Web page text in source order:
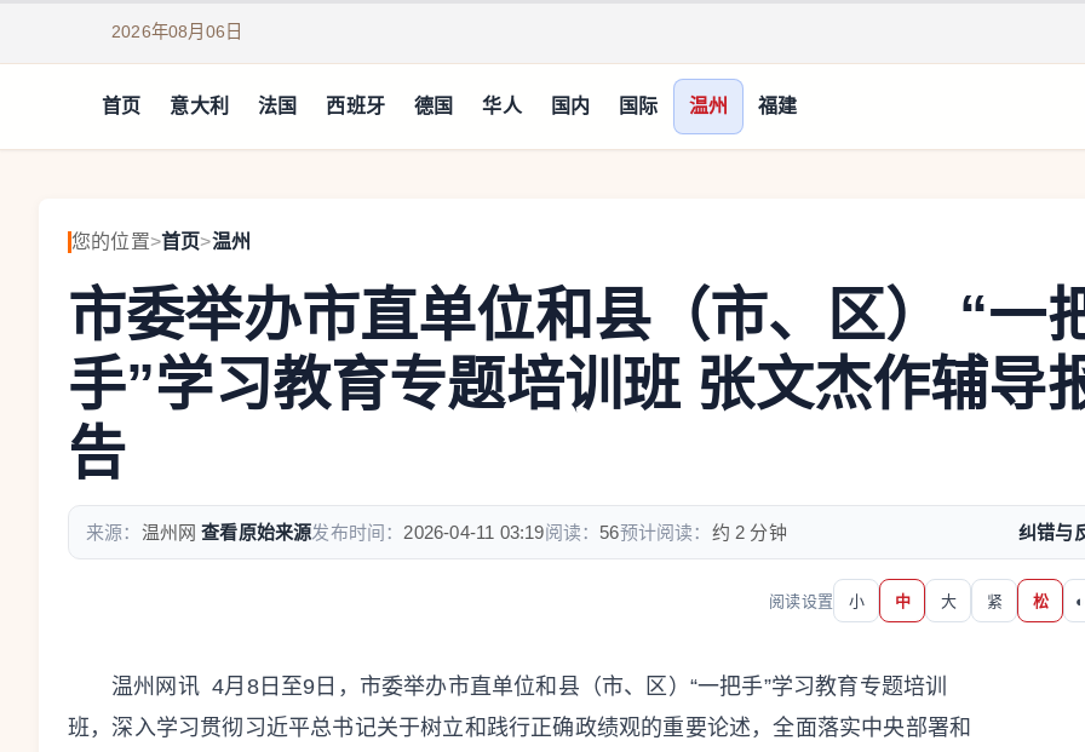
2026年08月06日
首页 意大利 法国 西班牙 德国 华人 国内 国际 温州 福建
您的位置>首页>温州
市委举办市直单位和县（市、区） “一
手”学习教育专题培训班 张文杰作辅导
告
来源： 温州网 查看原始来源发布时间： 2026-04-11 03:19阅读： 56预计阅读： 约 2 分钟 纠错与
阅读设置 小 中 大 紧 松 ◐
温州网讯 4月8日至9日，市委举办市直单位和县（市、区）“一把手”学习教育专题培训
班，深入学习贯彻习近平总书记关于树立和践行正确政绩观的重要论述，全面落实中央部署和